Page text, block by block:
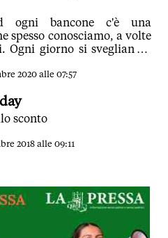
ogni bancone c'è una
spesso conosciamo, a volte
Ogni giorno si svegliano e
2020 alle 07:57
sconto
2018 alle 09:11